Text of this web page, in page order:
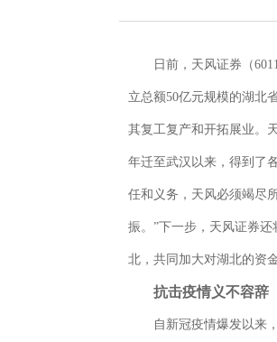
日前，天风证券（
立总额50亿元规模的湖北
其复工复产和开拓展业。
年迁至武汉以来，得到了
任和义务，天风必须竭尽
振。”下一步，天风证券
北，共同加大对湖北的资
抗击疫情义不容辞
自新冠疫情爆发以来